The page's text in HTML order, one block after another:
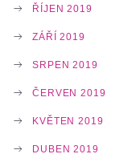
ŘÍJEN 2019
ZÁŘÍ 2019
SRPEN 2019
ČERVEN 2019
KVĚTEN 2019
DUBEN 2019